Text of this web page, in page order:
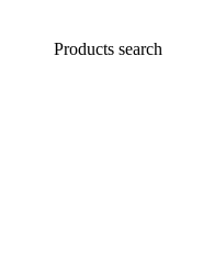
Products search